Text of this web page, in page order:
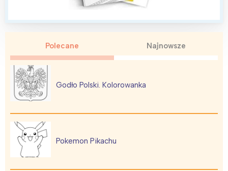
Polecane Najnowsze
Godło Polski. Kolorowanka
Pokemon Pikachu
tego regionu:
Łódź
Trójmiasto
Poznań
Wrocław
Kraków
Północ